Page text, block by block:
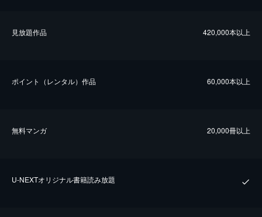
⾒放題作品 420,000本以上
ポイント（レンタル）作品 60,000本以上
無料マンガ 20,000冊以上
U-NEXTオリジナル書籍読み放題